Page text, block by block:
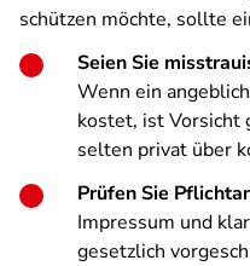
schützen möchte, sollte
Seien Sie
Wenn ein
kostet, ist Vorsicht
selten privat über
Prüfen Sie
Impressum und
gesetzlich